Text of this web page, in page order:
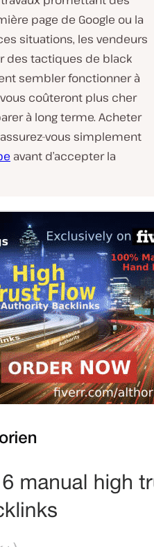
page de Google ou la
situations, les vendeurs
des tactiques de black
sembler fonctionner à
coûteront plus cher
à long terme. Acheter
assurez-vous simplement
avant d’accepter la